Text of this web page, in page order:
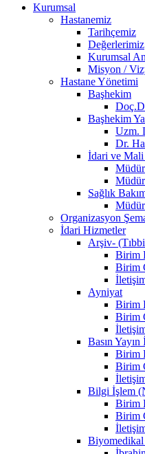
Kurumsal
Hastanemiz
Tarihçemiz
Değerlerimiz
Kurumsal
Misyon /
Hastane Yönetimi
Başhekim
Başhekim
Uzm.
Dr.
İdari ve
Müdür
Müdür
Sağlık
Müdür
Organizasyon
İdari Hizmetler
Arşiv-
Birim
Birim
Ayniyat
Birim
Birim
Basın
Birim
Birim
Bilgi İşlem
Birim
Birim